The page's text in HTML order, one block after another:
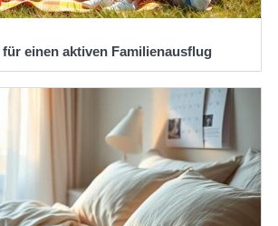
für einen aktiven Familienausflug